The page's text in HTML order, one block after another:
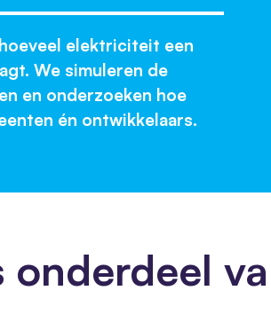
elektriciteit een
We simuleren de
en onderzoeken hoe
én ontwikkelaars.
onderdeel